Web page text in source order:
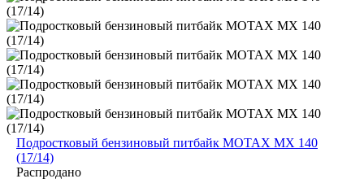
Подростковый бензиновый питбайк MOTAX MX 140
(17/14)
Распродано